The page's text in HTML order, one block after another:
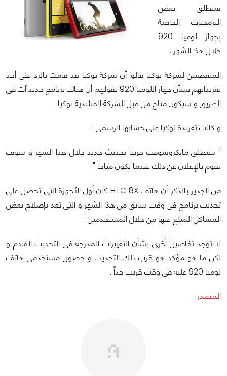
ستطلق بعض
البرمجيات الخاصة
بجهاز لوميا 920
خلال هذا الشهر .
المتعصبين لشركة نوكيا قالوا أن شركة نوكيا قد قامت بالرد على أحد
تغريداتهم بشأن جهاز اللوميا 920 بقولهم أن هناك برنامج جديد آت فى
الطريق و سيكون متاح من قبل الشركة الفنلندية نوكيا .
و كانت تغريدة نوكيا على حسابها الرسمى :
" ستطلق مايكروسوفت قريباً تحديث جديد خلال هذا الشهر و سوف
نقوم بالإعلان عن ذلك عندما يكون متاحاً " .
من الجدير بالذكر أن هاتف HTC 8X كان أول الأجهزة التى تحصل على
تحديث برنامج فى وقت سابق من هذا الشهر و التى تعد بإصلاح بعض
المشاكل المبلغ عنها من خلال المستخدمين .
لا توجد تفاصيل أخرى بشأن التغييرات المدرجة فى التحديث القادم و
لكن ما هو مؤكد هو قرب ذلك التحديث و حصول مستخدمى هاتف
لوميا 920 عليه فى وقت قريب جداً .
المصدر